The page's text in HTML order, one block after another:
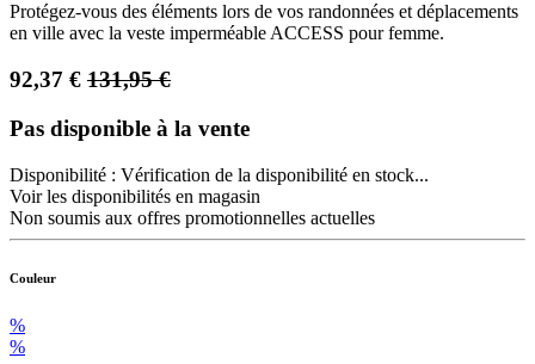
Protégez-vous des éléments lors de vos randonnées et déplacements
en ville avec la veste imperméable ACCESS pour femme.
92,37 € 131,95€
Pas disponible à la vente
Disponibilité : Vérification de la disponibilité en stock...
Voir les disponibilités en magasin
Non soumis aux offres promotionnelles actuelles
Couleur
%
%